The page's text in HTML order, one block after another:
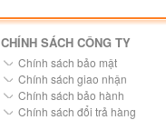
CHÍNH SÁCH CÔNG TY
Chính sách bảo mật
Chính sách giao nhận
Chính sách bảo hành
Chính sách đổi trả hàng